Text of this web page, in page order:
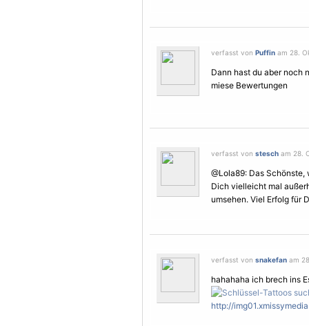
verfasst von Puffin am 28.
Dann hast du aber noch
miese Bewertungen
verfasst von stesch am 28.
@Lola89: Das
Dich vielleicht mal
umsehen. Viel Erfolg für
verfasst von snakefan am
hahahaha ich brech ins
http://